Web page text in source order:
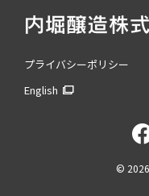
プライバシーポリシー
English
©